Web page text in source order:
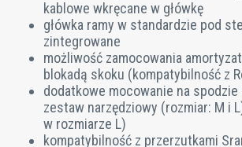
kablowe wkręcane w główkę
główka ramy w standardzie pod
zintegrowane
możliwość zamocowania
blokadą skoku (kompatybilność z
dodatkowe mocowanie na
zestaw narzędziowy (rozmiar: M i
w rozmiarze L)
kompatybilność z przerzutkami